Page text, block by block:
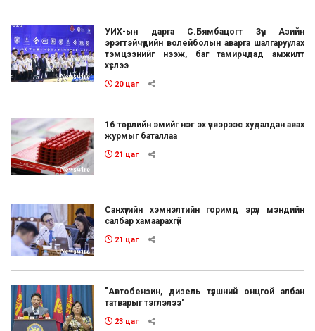
УИХ-ын дарга С.Бямбацогт Зүүн Азийн
эрэгтэйчүүдийн волейболын аварга шалгаруулах
тэмцээнийг нээж, баг тамирчдад амжилт
хүслээ
20 цаг
16 төрлийн эмийг нэг эх үүсвэрээс худалдан авах
журмыг баталлаа
21 цаг
Санхүүгийн хэмнэлтийн горимд эрүүл мэндийн
салбар хамаарахгүй
21 цаг
"Автобензин, дизель түлшний онцгой албан
татварыг тэглэлээ"
23 цаг